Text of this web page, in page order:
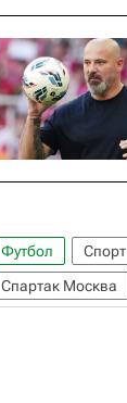
Футбол Спорт
Спартак Москва